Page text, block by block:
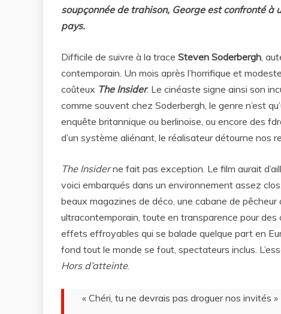
soupçonnée de trahison, George est confronté
pays.
Difficile de suivre à la trace Steven Soderbergh ,
contemporain. Un mois après l’horrifique et modeste
coûteux The Insider. Le cinéaste signe ainsi son
comme souvent chez Soderbergh, le genre n’est
enquête britannique ou berlinoise, ou encore des
d’un système aliénant, le réalisateur détourne nos
The Insiderne fait pas exception. Le film aurait
voici embarqués dans un environnement assez
beaux magazines de déco, une cabane de pêcheur
ultracontemporain, toute en transparence pour des
effets effroyables qui se balade quelque part en
fond tout le monde se fout, spectateurs inclus.
Hors d’atteinte.
« Chéri, tu ne devrais pas droguer nos invités »